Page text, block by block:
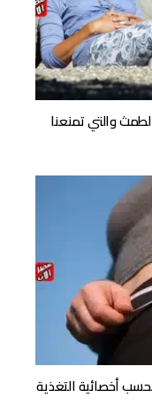
والتي تمنعنا